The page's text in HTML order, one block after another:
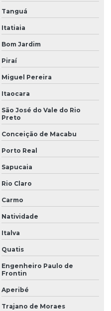
Tanguá
Itatiaia
Bom Jardim
Piraí
Miguel Pereira
Itaocara
São José do Vale do Rio
Preto
Conceição de Macabu
Porto Real
Sapucaia
Rio Claro
Carmo
Natividade
Italva
Quatis
Engenheiro Paulo de
Frontin
Aperibé
Trajano de Moraes